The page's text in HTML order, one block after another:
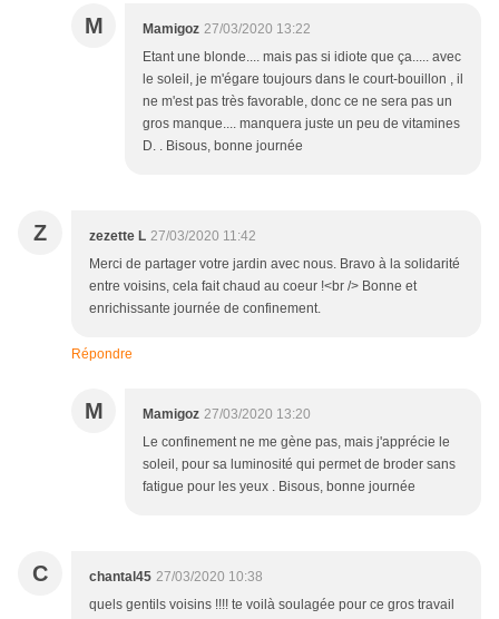
M Mamigoz 27/03/2020 13:22
Etant une blonde.... mais pas si idiote que ça..... avec
le soleil, je m'égare toujours dans le court-bouillon , il
ne m'est pas très favorable, donc ce ne sera pas un
gros manque.... manquera juste un peu de vitamines
D. . Bisous, bonne journée
Z zezette L 27/03/2020 11:42
Merci de partager votre jardin avec nous. Bravo à la solidarité
entre voisins, cela fait chaud au coeur !<br /> Bonne et
enrichissante journée de confinement.
Répondre
M Mamigoz 27/03/2020 13:20
Le confinement ne me gène pas, mais j'apprécie le
soleil, pour sa luminosité qui permet de broder sans
fatigue pour les yeux . Bisous, bonne journée
C chantal45 27/03/2020 10:38
quels gentils voisins !!!! te voilà soulagée pour ce gros travail